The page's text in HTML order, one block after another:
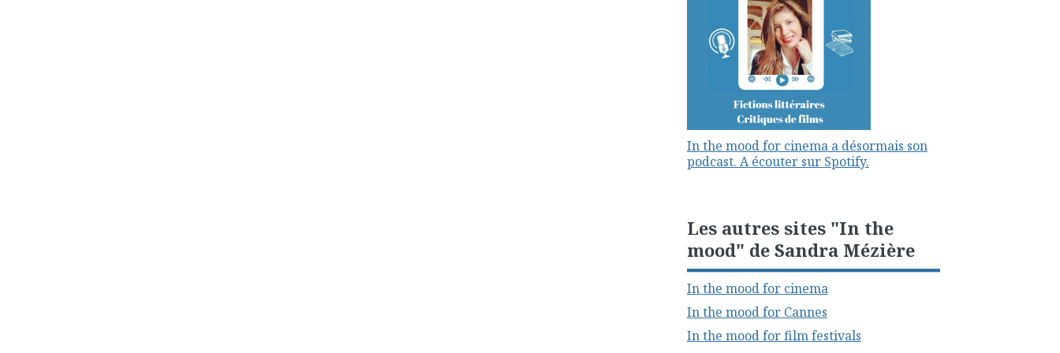
In the mood for cinema a désormais son
podcast. A écouter sur Spotify.
Les autres sites "In the
mood" de Sandra Mézière
In the mood for cinema
In the mood for Cannes
In the mood for film festivals